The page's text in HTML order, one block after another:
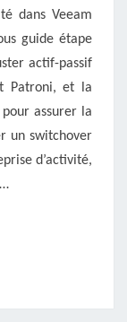
dans Veeam
guide étape
actif-passif
Patroni, et la
assurer la
un switchover
d’activité,